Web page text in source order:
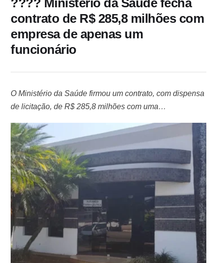
???? Ministério da Saúde fecha
contrato de R$ 285,8 milhões com
empresa de apenas um
funcionário
O Ministério da Saúde firmou um contrato, com dispensa
de licitação, de R$ 285,8 milhões com uma
março. O capital social da empresa é de R$ 1,3 milhão.
O acordo foi assinado em abril e previa o fornecimento
de 293,5 mil frascos de imunoglobulina humana. O
medicamento é …